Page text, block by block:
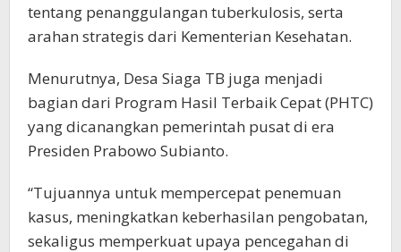
tentang penanggulangan tuberkulosis, serta
arahan strategis dari Kementerian Kesehatan.
Menurutnya, Desa Siaga TB juga menjadi
bagian dari Program Hasil Terbaik Cepat (PHTC)
yang dicanangkan pemerintah pusat di era
Presiden Prabowo Subianto.
“Tujuannya untuk mempercepat penemuan
kasus, meningkatkan keberhasilan pengobatan,
sekaligus memperkuat upaya pencegahan di